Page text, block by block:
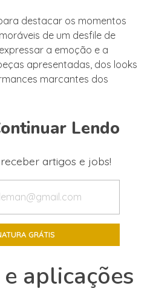
destacar os momentos
de um desfile de
a emoção e a
apresentadas, dos looks
marcantes dos
Lendo
artigos e jobs!
aplicações